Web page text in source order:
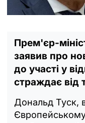
Прем'єр-
заявив про
до участі у
страждає від
Дональд Туск,